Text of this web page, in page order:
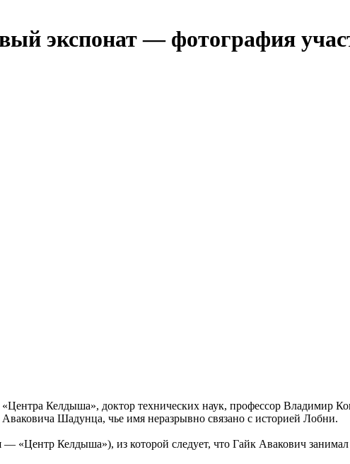
экспонат — фотография
Келдыша», доктор технических наук, профессор Владимир
Шадунца, чье имя неразрывно связано с историей Лобни.
Келдыша»), из которой следует, что Гайк Авакович занимал